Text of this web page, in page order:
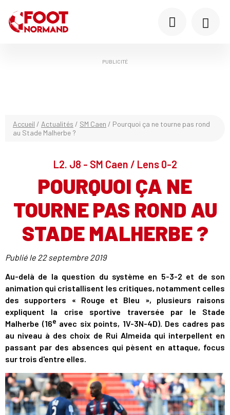
PUBLICITÉ
Accueil / Actualités / SM Caen / Pourquoi ça ne tourne pas rond
au Stade Malherbe ?
L2. J8 - SM Caen / Lens 0-2
POURQUOI ÇA NE
TOURNE PAS ROND AU
STADE MALHERBE ?
Publié le 22 septembre 2019
Au-delà de la question du système en 5-3-2 et de son
animation qui cristallisent les critiques, notamment celles
des supporters « Rouge et Bleu », plusieurs raisons
expliquent la crise sportive traversée par le Stade
Malherbe (16e avec six points, 1V-3N-4D). Des cadres pas
au niveau à des choix de Rui Almeida qui interpellent en
passant par des absences qui pèsent en attaque, focus
sur trois d'entre elles.